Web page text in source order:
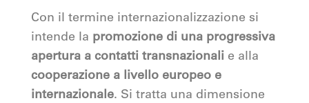
Con il termine internazionalizzazione si
intende la promozione di una progressiva
apertura a contatti transnazionali e alla
cooperazione a livello europeo e
internazionale. Si tratta una dimensione